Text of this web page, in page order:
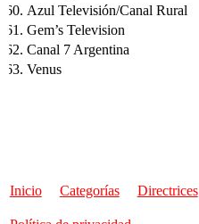
Azul Televisión/Canal Rural
Gem’s Television
Canal 7 Argentina
Venus
Inicio Categorías Directrices